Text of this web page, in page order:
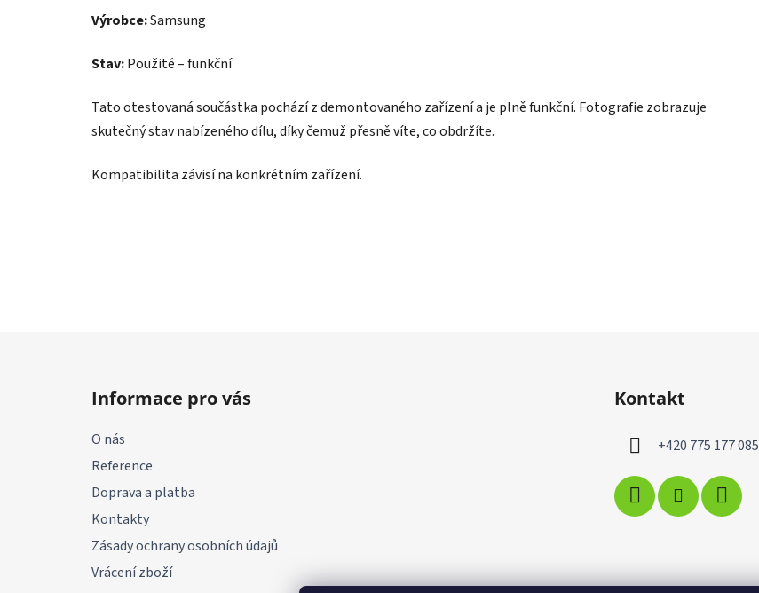
Výrobce:Samsung
Stav:Použité – funkční
Tato otestovaná součástka pochází z demontovaného zařízení a je plně funkční. Fotografie zobrazuje
skutečný stav nabízeného dílu, díky čemuž přesně víte, co obdržíte.
Kompatibilita závisí na konkrétním zařízení.
Informace pro vás
O nás
Reference
Doprava a platba
Kontakty
Zásady ochrany osobních údajů
Vrácení zboží
Kontakt
+420 775 177 085